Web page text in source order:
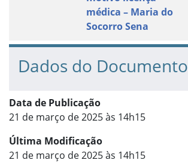
médica – Maria do
Socorro Sena
Dados do Documento
Data de Publicação
21 de março de 2025 às 14h15
Última Modificação
21 de março de 2025 às 14h15